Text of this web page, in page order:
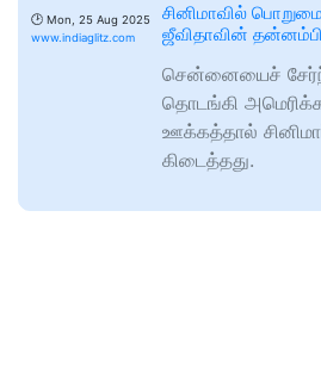
🕑 Mon, 25 Aug 2025
www.indiaglitz.com
சினிமாவில்
ஜீவிதாவின்
சென்னையைச்
தொடங்கி அமெரிக்க
ஊக்கத்தால்
கிடைத்தது.